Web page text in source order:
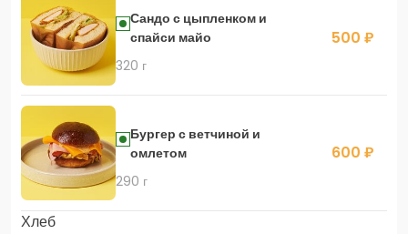
Сандо с цыпленком и
спайси майо
320 г
500 ₽
Бургер с ветчиной и
омлетом
290 г
600 ₽
Хлеб